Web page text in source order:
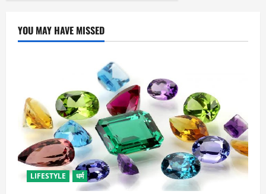
YOU MAY HAVE MISSED
LIFESTYLE धर्म